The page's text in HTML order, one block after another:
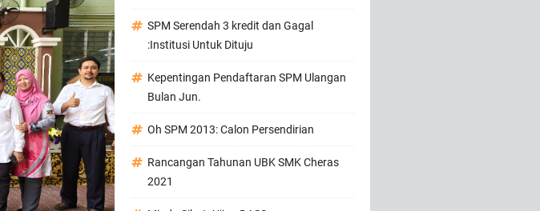
SPM Serendah 3 kredit dan Gagal
:Institusi Untuk Dituju
Kepentingan Pendaftaran SPM Ulangan
Bulan Jun.
Oh SPM 2013: Calon Persendirian
Rancangan Tahunan UBK SMK Cheras
2021